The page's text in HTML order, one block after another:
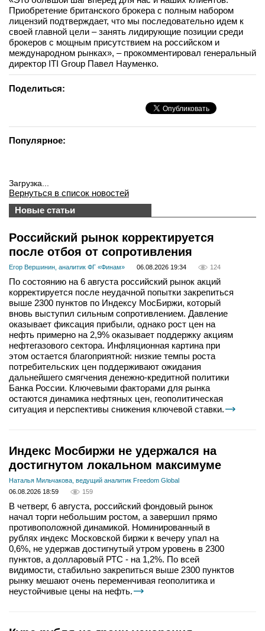
Приобретение британского брокера с полным набором
лицензий подтверждает, что мы последовательно идем к
своей главной цели – занять лидирующие позиции среди
брокеров с мощным присутствием на российском и
международном рынках», – прокомментировал генеральный
директор ITI Group Павел Науменко.
Поделиться:
Популярное:
Загрузка...
Вернуться в список новостей
Новые статьи
Российский рынок корректируется
после отбоя от сопротивления
Егор Вершинин, аналитик ФГ «Финам» 06.08.2026 19:34 124
По состоянию на 6 августа российский рынок акций
корректируется после неудачной попытки закрепиться
выше 2300 пунктов по Индексу МосБиржи, который
вновь выступил сильным сопротивлением. Давление
оказывает фиксация прибыли, однако рост цен на
нефть примерно на 2,9% оказывает поддержку акциям
нефтегазового сектора. Инфляционная картина при
этом остается благоприятной: низкие темпы роста
потребительских цен поддерживают ожидания
дальнейшего смягчения денежно-кредитной политики
Банка России. Ключевыми факторами для рынка
остаются динамика нефтяных цен, геополитическая
ситуация и перспективы снижения ключевой ставки.
Индекс Мосбиржи не удержался на
достигнутом локальном максимуме
Наталья Мильчакова, ведущий аналитик Freedom Global
06.08.2026 18:59
159
В четверг, 6 августа, российский фондовый рынок
начал торги небольшим ростом, а завершил прямо
противоположной динамикой. Номинированный в
рублях индекс Московской биржи к вечеру упал на
0,6%, не удержав достигнутый утром уровень в 2300
пунктов, а долларовый РТС - на 1,2%. По всей
видимости, стабильно закрепиться выше 2300 пунктов
рынку мешают очень переменчивая геополитика и
неустойчивые цены на нефть.